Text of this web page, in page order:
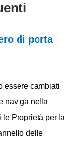
di porta
essere cambiati
naviga nella
le Proprietà per la
delle